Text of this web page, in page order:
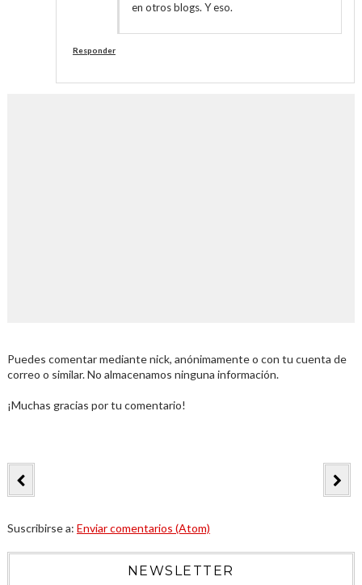
en otros blogs. Y eso.
Responder
Puedes comentar mediante nick, anónimamente o con tu cuenta de
correo o similar. No almacenamos ninguna información.
¡Muchas gracias por tu comentario!
Suscribirse a: Enviar comentarios (Atom)
NEWSLETTER